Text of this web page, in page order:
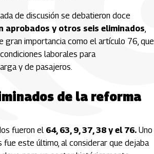
de discusión se debatieron doce
aprobados y otros seis eliminados,
gran importancia como el artículo 76, que
laborales para
y de pasajeros.
de la reforma
fueron el 64, 63, 9, 37, 38 y el 76. Uno
fue este último, al considerar que dejaba